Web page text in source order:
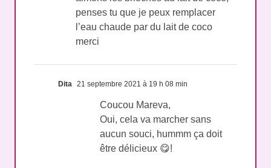
penses tu que je peux remplacer
l’eau chaude par du lait de coco
merci
Dita 21 septembre 2021 à 19 h 08 min
Coucou Mareva,
Oui, cela va marcher sans
aucun souci, hummm ça doit
être délicieux 😋!